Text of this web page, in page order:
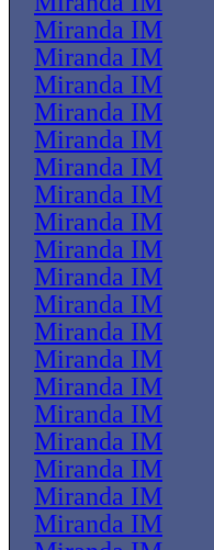
Miranda IM
Miranda IM
Miranda IM
Miranda IM
Miranda IM
Miranda IM
Miranda IM
Miranda IM
Miranda IM
Miranda IM
Miranda IM
Miranda IM
Miranda IM
Miranda IM
Miranda IM
Miranda IM
Miranda IM
Miranda IM
Miranda IM